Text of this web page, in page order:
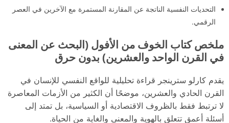
التحديات النفسية الناتجة عن المقارنة المستمرة مع الآخرين في العصر
الرقمي.
ملخص كتاب الخوف من الأفول (البحث عن المعنى
في القرن الواحد والعشرين) بدون حرق
يقدم كارلو سترينجر قراءة تحليلية للواقع النفسي للإنسان في
القرن الحادي والعشرين، موضحًا أن الكثير من الأزمات المعاصرة
لا ترتبط فقط بالظروف الاقتصادية أو السياسية، بل تمتد إلى
أسئلة أعمق تتعلق بالهوية والمعنى والغاية من الحياة.